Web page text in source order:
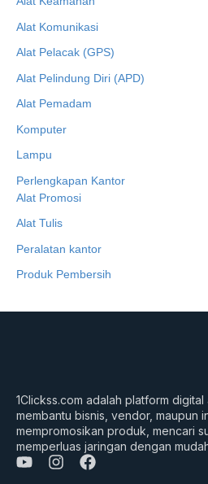
Alat Komunikasi
Alat Pelacak (GPS)
Alat Pelindung Diri (APD)
Alat Pemadam
Komputer
Lampu
Perlengkapan Kantor
Alat Promosi
Alat Tulis
Peralatan kantor
Produk Pembersih
1Clickss.com adalah platform
membantu bisnis, vendor, maupun
mempromosikan produk, mencari
memperluas jaringan dengan
Y
I
F